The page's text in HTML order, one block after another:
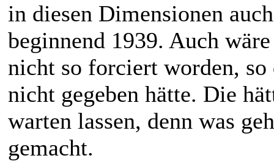
in diesen Dimensionen
beginnend 1939. Auch
nicht so forciert worden, so
nicht gegeben hätte. Die
warten lassen, denn was
gemacht.